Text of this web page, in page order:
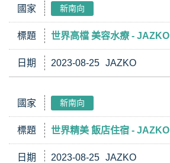
國家 新南向
標題 世界高檔 美容水療 - JAZKO
日期 2023-08-25 JAZKO
國家 新南向
標題 世界精美 飯店住宿 - JAZKO
日期 2023-08-25 JAZKO